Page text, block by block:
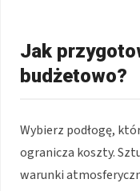
Jak
budżetowo?
Wybierz podłogę,
ogranicza koszty.
warunki